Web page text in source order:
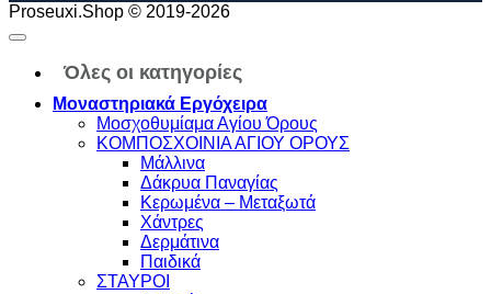
Proseuxi.Shop © 2019-2026
Όλες οι κατηγορίες
Μοναστηριακά Εργόχειρα
Μοσχοθυμίαμα Αγίου Όρους
ΚΟΜΠΟΣΧΟΙΝΙΑ ΑΓΙΟΥ ΟΡΟΥΣ
Μάλλινα
Δάκρυα Παναγίας
Κερωμένα – Μεταξωτά
Χάντρες
Δερμάτινα
Παιδικά
ΣΤΑΥΡΟΙ